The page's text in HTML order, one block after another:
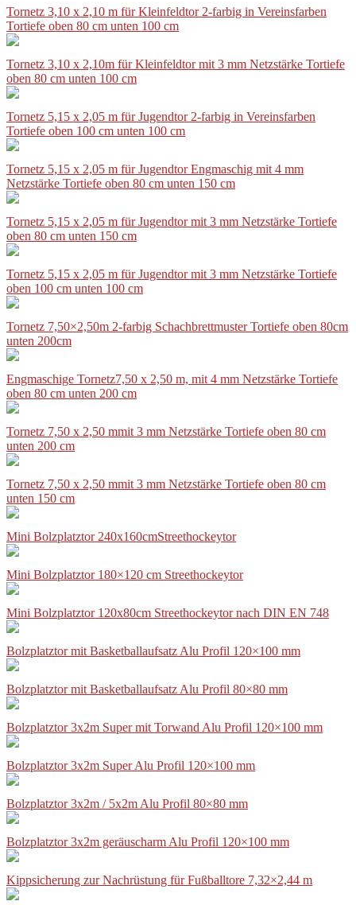
Tornetz 3,10 x 2,10 m für Kleinfeldtor 2-farbig in Vereinsfarben
Tortiefe oben 80 cm unten 100 cm
Tornetz 3,10 x 2,10m für Kleinfeldtor mit 3 mm Netzstärke Tortiefe
oben 80 cm unten 100 cm
Tornetz 5,15 x 2,05 m für Jugendtor 2-farbig in Vereinsfarben
Tortiefe oben 100 cm unten 100 cm
Tornetz 5,15 x 2,05 m für Jugendtor Engmaschig mit 4 mm
Netzstärke Tortiefe oben 80 cm unten 150 cm
Tornetz 5,15 x 2,05 m für Jugendtor mit 3 mm Netzstärke Tortiefe
oben 80 cm unten 150 cm
Tornetz 5,15 x 2,05 m für Jugendtor mit 3 mm Netzstärke Tortiefe
oben 100 cm unten 100 cm
Tornetz 7,50×2,50m 2-farbig Schachbrettmuster Tortiefe oben 80cm
unten 200cm
Engmaschige Tornetz7,50 x 2,50 m, mit 4 mm Netzstärke Tortiefe
oben 80 cm unten 200 cm
Tornetz 7,50 x 2,50 mmit 3 mm Netzstärke Tortiefe oben 80 cm
unten 200 cm
Tornetz 7,50 x 2,50 mmit 3 mm Netzstärke Tortiefe oben 80 cm
unten 150 cm
Mini Bolzplatztor 240x160cmStreethockeytor
Mini Bolzplatztor 180×120 cm Streethockeytor
Mini Bolzplatztor 120x80cm Streethockeytor nach DIN EN 748
Bolzplatztor mit Basketballaufsatz Alu Profil 120×100 mm
Bolzplatztor mit Basketballaufsatz Alu Profil 80×80 mm
Bolzplatztor 3x2m Super mit Torwand Alu Profil 120×100 mm
Bolzplatztor 3x2m Super Alu Profil 120×100 mm
Bolzplatztor 3x2m / 5x2m Alu Profil 80×80 mm
Bolzplatztor 3x2m geräuscharm Alu Profil 120×100 mm
Kippsicherung zur Nachrüstung für Fußballtore 7,32×2,44 m